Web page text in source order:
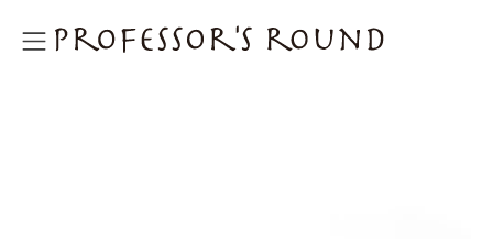
プロフェッサーズラウンド